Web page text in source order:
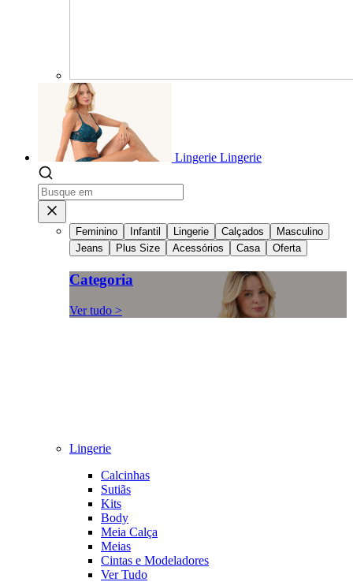
Lingerie Lingerie
Feminino Infantil Lingerie Calçados
Masculino
Jeans
Plus Size Acessórios Casa Oferta
Categoria
Ver tudo >
Lingerie
Calcinhas
Sutiãs
Kits
Body
Meia Calça
Meias
Cintas e Modeladores
Ver Tudo